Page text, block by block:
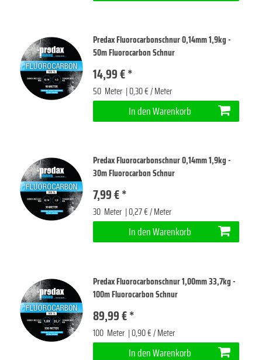
Predax Fluorocarbonschnur 0,14mm 1,9kg -
50m Fluorocarbon Schnur
14,99 € *
50 Meter | 0,30 € / Meter
In den Warenkorb
Predax Fluorocarbonschnur 0,14mm 1,9kg -
30m Fluorocarbon Schnur
7,99 € *
30 Meter | 0,27 € / Meter
In den Warenkorb
Predax Fluorocarbonschnur 1,00mm 33,7kg -
100m Fluorocarbon Schnur
89,99 € *
100 Meter | 0,90 € / Meter
In den Warenkorb